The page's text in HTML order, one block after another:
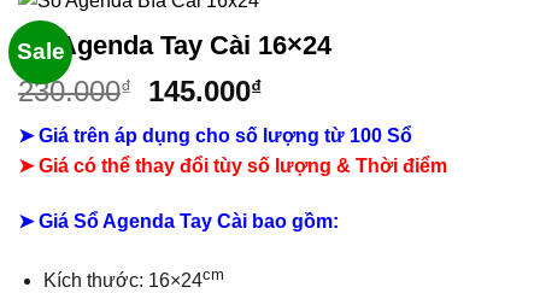
Sale
Sổ Agenda Tay Cài 16×24
230.000₫
Giá
là:
230.000₫.
145.000₫Giá
tại
là:
145.000₫.
➤ Giá trên áp dụng cho số lượng từ 100 Sổ
➤ Giá có thể thay đổi tùy số lượng & Thời điểm
➤ Giá Sổ Agenda Tay Cài bao gồm:
Kích thước: 16×24cm